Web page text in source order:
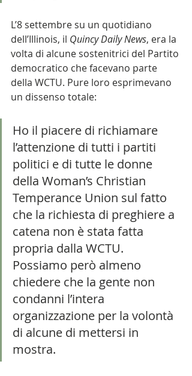
L’8 settembre su un quotidiano
dell’Illinois, il Quincy Daily News, era la
volta di alcune sostenitrici del Partito
democratico che facevano parte
della WCTU. Pure loro esprimevano
un dissenso totale:
Ho il piacere di richiamare
l’attenzione di tutti i partiti
politici e di tutte le donne
della Woman’s Christian
Temperance Union sul fatto
che la richiesta di preghiere a
catena non è stata fatta
propria dalla WCTU.
Possiamo però almeno
chiedere che la gente non
condanni l’intera
organizzazione per la volontà
di alcune di mettersi in
mostra.